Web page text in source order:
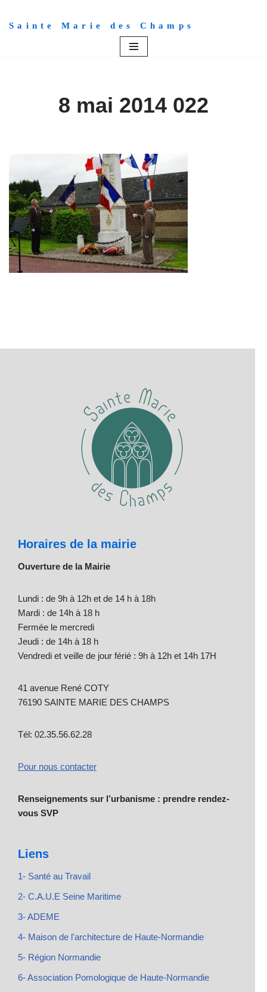
Aller
Sainte Marie des Champs
8 mai 2014 022
Horaires de la mairie
Ouverture de la Mairie
Lundi : de 9h à 12h et de 14 h à 18h
Mardi : de 14h à 18 h
Fermée le mercredi
Jeudi : de 14h à 18 h
Vendredi et veille de jour férié : 9h à 12h et 14h 17H
41 avenue René COTY
76190 SAINTE MARIE DES CHAMPS
Tél: 02.35.56.62.28
Pour nous contacter
Renseignements sur l’urbanisme : prendre rendez-
vous SVP
Liens
1- Santé au Travail
2- C.A.U.E Seine Maritime
3- ADEME
4- Maison de l'architecture de Haute-Normandie
5- Région Normandie
6- Association Pomologique de Haute-Normandie